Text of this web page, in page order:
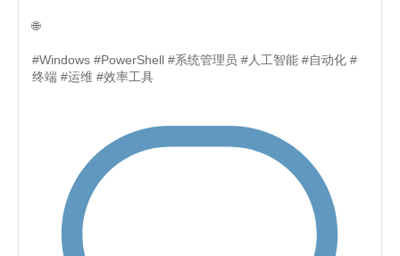
🌐
#Windows #PowerShell #系统管理员 #人工智能 #自动化 #
终端 #运维 #效率工具